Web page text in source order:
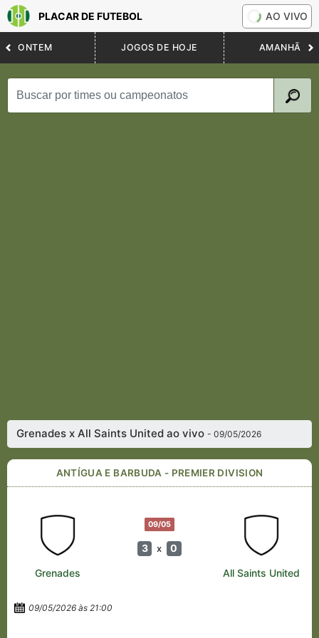
PLACAR DE FUTEBOL AO VIVO
ONTEM JOGOS DE HOJE AMANHÃ
Grenades x All Saints United ao vivo- 09/05/2026
ANTÍGUA E BARBUDA - PREMIER DIVISION
09/05
3 x 0
Grenades All Saints United
09/05/2026 às 21:00